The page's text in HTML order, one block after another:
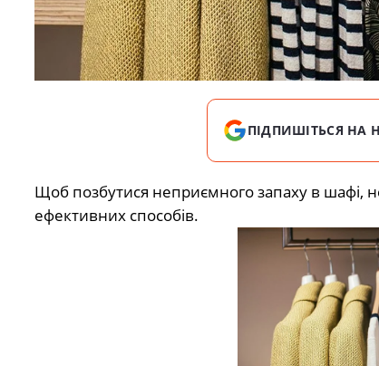
ПІДПИШІТЬСЯ НА
Щоб позбутися неприємного запаху в шафі,
ефективних способів.